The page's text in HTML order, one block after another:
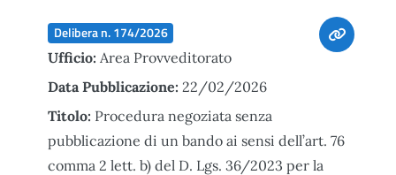
Delibera n. 174/2026
Ufficio: Area Provveditorato
Data Pubblicazione: 22/02/2026
Titolo: Procedura negoziata senza
pubblicazione di un bando ai sensi dell’art. 76
comma 2 lett. b) del D. Lgs. 36/2023 per la